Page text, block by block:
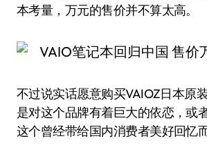
本考量，万元的售价并不算太高。
不过说实话愿意购买VAIOZ日本原
是对这个品牌有着巨大的依恋，或
这个曾经带给国内消费者美好回忆而